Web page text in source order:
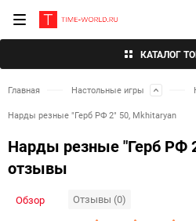
КАТАЛОГ
Главная Настольные игры
Нарды резные "Герб РФ 2" 50, Mkhitaryan
Нарды резные "Герб РФ
отзывы
Обзор Отзывы (0)